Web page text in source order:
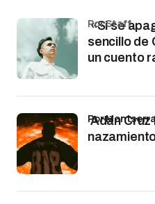
«Si se
sencillo de
un cuento
por Staff
Adán Cruz
por